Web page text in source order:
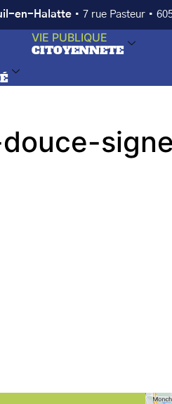
en-Halatte • 7 rue Pasteur •
VIE PUBLIQUE
CITOYENNETE
signe